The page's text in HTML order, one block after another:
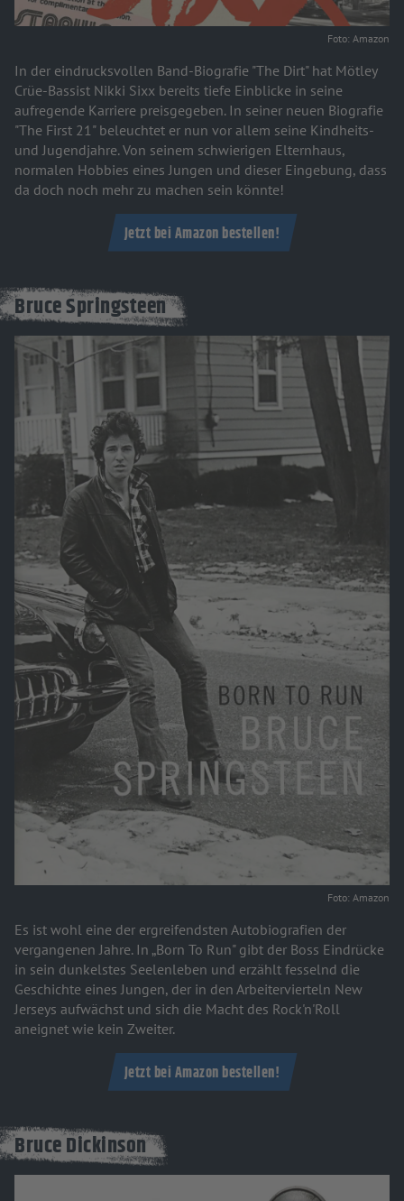
Foto: Amazon
In der eindrucksvollen Band-Biografie "The Dirt" hat Mötley
Crüe-Bassist Nikki Sixx bereits tiefe Einblicke in seine
aufregende Karriere preisgegeben. In seiner neuen Biografie
"The First 21" beleuchtet er nun vor allem seine Kindheits-
und Jugendjahre. Von seinem schwierigen Elternhaus,
normalen Hobbies eines Jungen und dieser Eingebung, dass
da doch noch mehr zu machen sein könnte!
Jetzt bei Amazon bestellen!
Bruce Springsteen
Foto: Amazon
Es ist wohl eine der ergreifendsten Autobiografien der
vergangenen Jahre. In „Born To Run" gibt der Boss Eindrücke
in sein dunkelstes Seelenleben und erzählt fesselnd die
Geschichte eines Jungen, der in den Arbeitervierteln New
Jerseys aufwächst und sich die Macht des Rock'n'Roll
aneignet wie kein Zweiter.
Jetzt bei Amazon bestellen!
Bruce Dickinson